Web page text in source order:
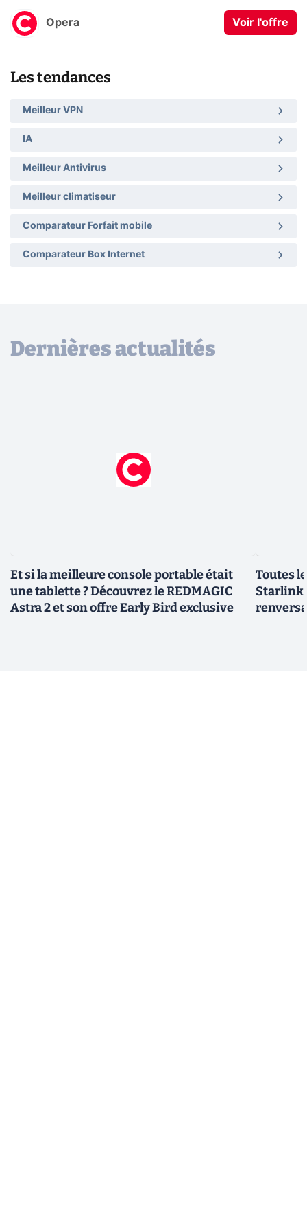
Opera Voir l'offre
Les tendances
Meilleur VPN
IA
Meilleur Antivirus
Meilleur climatiseur
Comparateur Forfait mobile
Comparateur Box Internet
Dernières actualités
Et si la meilleure console portable était
une tablette ? Découvrez le REDMAGIC
Astra 2 et son offre Early Bird exclusive
Toutes
Starlink